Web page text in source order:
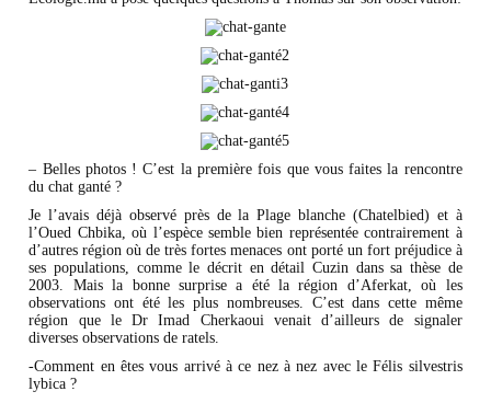
– Belles photos ! C’est la première fois que vous faites la rencontre
du chat ganté ?
Je l’avais déjà observé près de la Plage blanche (Chatelbied) et à
l’Oued Chbika, où l’espèce semble bien représentée contrairement à
d’autres région où de très fortes menaces ont porté un fort préjudice à
ses populations, comme le décrit en détail Cuzin dans sa thèse de
2003. Mais la bonne surprise a été la région d’Aferkat, où les
observations ont été les plus nombreuses. C’est dans cette même
région que le Dr Imad Cherkaoui venait d’ailleurs de signaler
diverses observations de ratels.
-Comment en êtes vous arrivé à ce nez à nez avec le Félis silvestris
lybica ?